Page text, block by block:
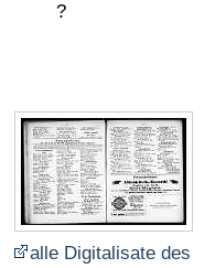
?
alle Digitalisate des